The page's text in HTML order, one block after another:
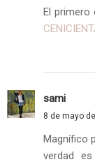
El primero
sami
8 de mayo
Magnífico
verdad